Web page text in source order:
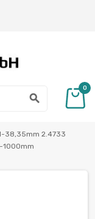
search
0
38,35mm 2.4733
1000mm